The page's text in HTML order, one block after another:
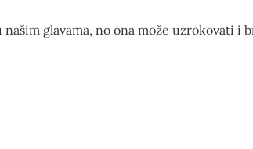
glavama, no ona može uzrokovati i